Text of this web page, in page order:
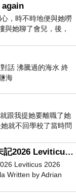
again
，時不時地便與她嘮
她聊了會兒，後，
話 沸騰過的海水 終
海
跟我提她要離職了她
就不回學校了當時問
嗎捨得不
電影愛的魔樣/電影利未記2026 Leviticus 2026
Leviticus 2026
Written by Adrian